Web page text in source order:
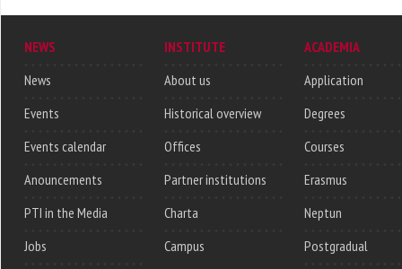
NEWS
News
Events
Events calendar
Anouncements
PTI in the Media
Jobs
INSTITUTE
About us
Historical overview
Offices
Partner institutions
Charta
Campus
ACADEMIA
Application
Degrees
Courses
Erasmus
Neptun
Postgradual